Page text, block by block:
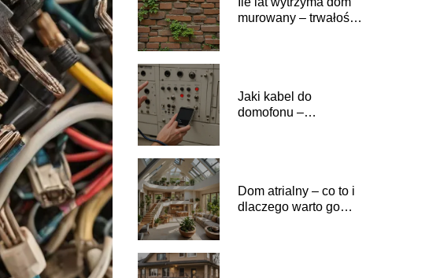
murowany – trwałość
Jaki kabel do
domofonu –
Dom atrialny – co to i
dlaczego warto go